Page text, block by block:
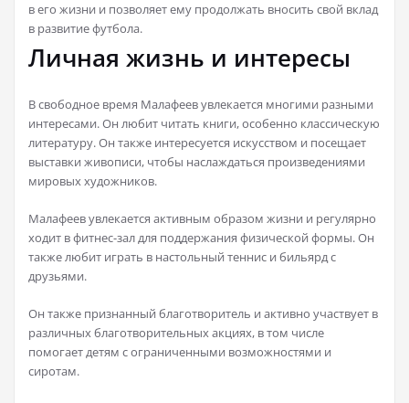
в его жизни и позволяет ему продолжать вносить свой вклад
в развитие футбола.
Личная жизнь и интересы
В свободное время Малафеев увлекается многими разными
интересами. Он любит читать книги, особенно классическую
литературу. Он также интересуется искусством и посещает
выставки живописи, чтобы наслаждаться произведениями
мировых художников.
Малафеев увлекается активным образом жизни и регулярно
ходит в фитнес-зал для поддержания физической формы. Он
также любит играть в настольный теннис и бильярд с
друзьями.
Он также признанный благотворитель и активно участвует в
различных благотворительных акциях, в том числе
помогает детям с ограниченными возможностями и
сиротам.